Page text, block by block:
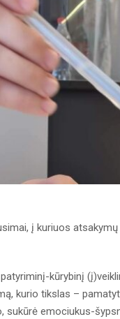
į kuriuos
kūrybinį
kurio tikslas –
sukūrė emociukus-